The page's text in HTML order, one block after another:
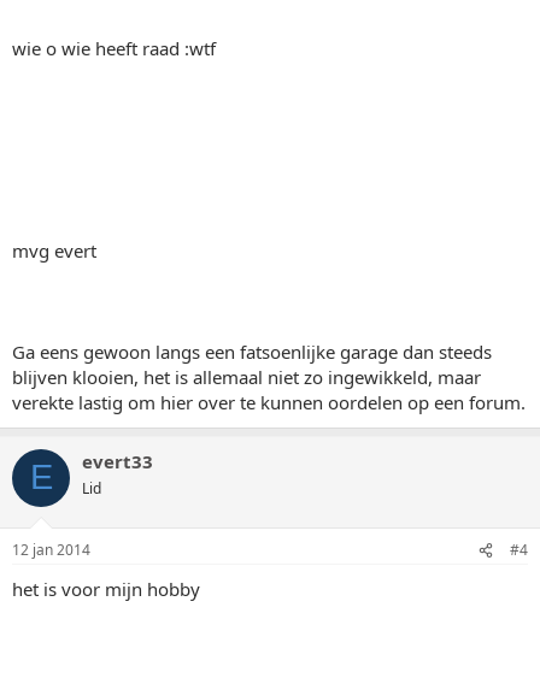
wie o wie heeft raad :wtf
mvg evert
Ga eens gewoon langs een fatsoenlijke garage dan steeds
blijven klooien, het is allemaal niet zo ingewikkeld, maar
verekte lastig om hier over te kunnen oordelen op een forum.
E evert33
Lid
12 jan 2014 #4
het is voor mijn hobby